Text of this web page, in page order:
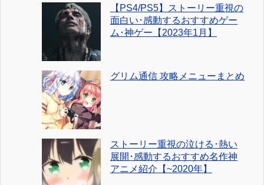
【PS4/PS5】ストーリー重視の
面白い･感動するおすすめゲー
ム･神ゲー【2023年1月】
グリム通信 攻略メニューまとめ
ストーリー重視の泣ける･熱い
展開･感動するおすすめ名作神
アニメ紹介【~2020年】